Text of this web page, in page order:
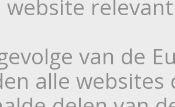
website
van de
alle websites